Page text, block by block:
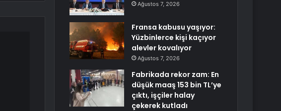
Ağustos 7, 2026
Fransa kabusu yaşıyor:
Yüzbinlerce kişi kaçıyor
alevler kovalıyor
Ağustos 7, 2026
Fabrikada rekor zam: En
düşük maaş 153 bin TL’ye
çıktı, işçiler halay
çekerek kutladı